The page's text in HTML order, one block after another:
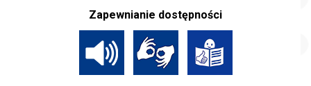
Zapewnianie dostępności